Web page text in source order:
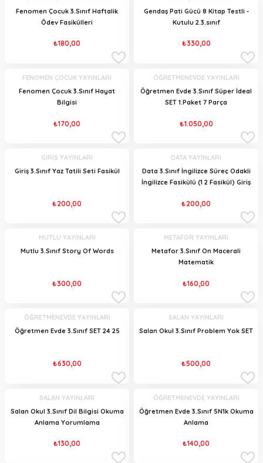
Fenomen Çocuk 3.Sınıf Haftalik
Ödev Fasikülleri
₺180,00
Gendaş Pati Gücü 8 Kitap Testli -
Kutulu 2.3.sınıf
₺330,00
FENOMEN ÇOCUK YAYINLARI
Fenomen Çocuk 3.Sınıf Hayat
Bilgisi
₺170,00
ÖĞRETMENEVDE YAYINLARI
Öğretmen Evde 3.Sınıf Süper İdeal
SET 1.Paket 7 Parça
₺1.050,00
GİRİŞ YAYINLARI
Giriş 3.Sınıf Yaz Tatili Seti Fasikül
₺200,00
DATA YAYINLARI
Data 3.Sınıf İngilizce Süreç Odakli
İngilizce Fasikülü (1 2 Fasikül) Giriş
₺200,00
MUTLU YAYINLARI
Mutlu 3.Sınıf Story Of Words
₺300,00
METAFOR YAYINLARI
Metafor 3.Sınıf On Macerali
Matematik
₺160,00
ÖĞRETMENEVDE YAYINLARI
Öğretmen Evde 3.Sınıf SET 24 25
₺630,00
SALAN YAYINLARI
Salan Okul 3.Sınıf Problem Yok SET
₺500,00
SALAN YAYINLARI
Salan Okul 3.Sınıf Dil Bilgisi Okuma
Anlama Yorumlama
₺130,00
ÖĞRETMENEVDE YAYINLARI
Öğretmen Evde 3.Sınıf 5N1k Okuma
Anlama
₺140,00